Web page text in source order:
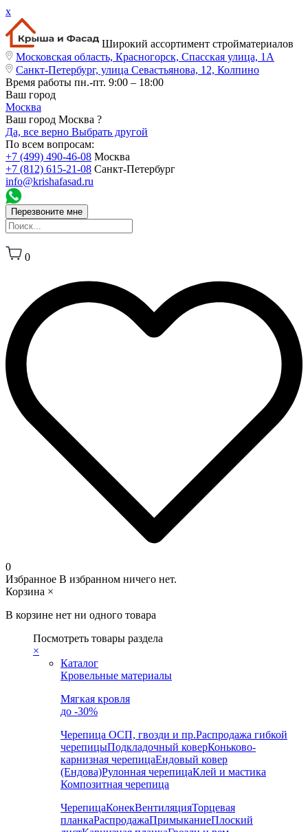
x
Широкий ассортимент стройматериалов
Московская область, Красногорск, Спасская улица, 1А
Санкт-Петербург, улица Севастьянова, 12, Колпино
Время работы пн.-пт. 9:00 – 18:00
Ваш город
Москва
Ваш город Москва ?
Да, все верно Выбрать другой
По всем вопросам:
+7 (499) 490-46-08 Москва
+7 (812) 615-21-08 Санкт-Петербург
info@krishafasad.ru
Перезвоните мне
0
0
Избранное В избранном ничего нет.
Корзина ×
В корзине нет ни одного товара
Посмотреть товары раздела
×
Каталог
Кровельные материалы
Мягкая кровля
до -30%
Черепица ОСП, гвозди и пр.Распродажа гибкой
черепицыПодкладочный коверКоньково-
карнизная черепицаЕндовый ковер
(Ендова)Рулонная черепицаКлей и мастика
Композитная черепица
ЧерепицаКонекВентиляцияТорцевая
планкаРаспродажаПримыканиеПлоский